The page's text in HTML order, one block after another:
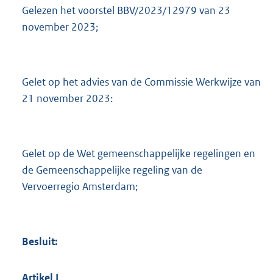
b
Gelezen het voorstel BBV/2023/12979 van 23
november 2023;
Gelet op het advies van de Commissie Werkwijze van
21 november 2023:
Gelet op de Wet gemeenschappelijke regelingen en
de Gemeenschappelijke regeling van de
Vervoerregio Amsterdam;
Besluit: